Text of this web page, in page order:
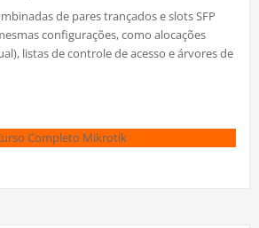
de pares trançados e slots SFP
configurações, como alocações
listas de controle de acesso e árvores de
Completo Mikrotik